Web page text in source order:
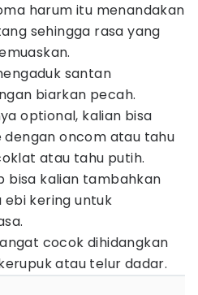
harum itu menandakan
sehingga rasa yang
santan
biarkan pecah.
optional, kalian bisa
oncom atau tahu
atau tahu putih.
bisa kalian tambahkan
kering untuk
cocok dihidangkan
atau telur dadar.